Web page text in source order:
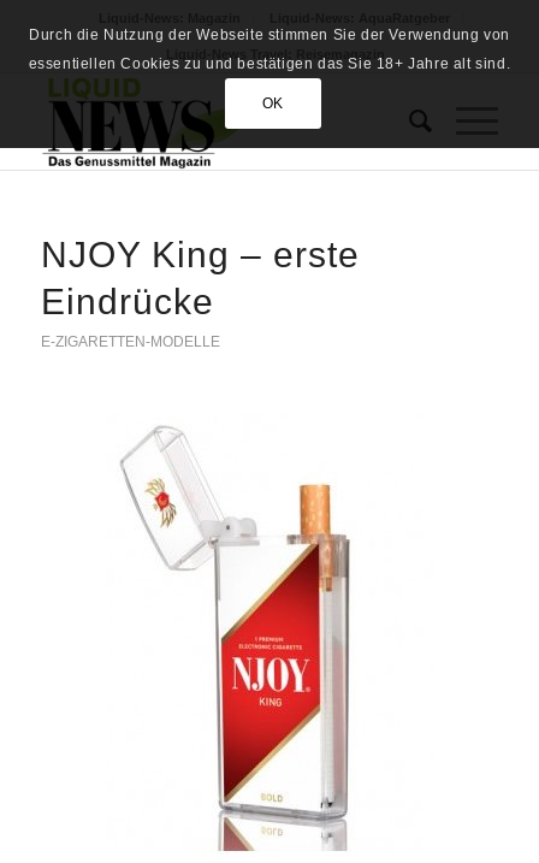
NJOY King – erste
Eindrücke
E-ZIGARETTEN-MODELLE
Durch die Nutzung der Webseite stimmen Sie der Verwendung von
essentiellen Cookies zu und bestätigen das Sie 18+ Jahre alt sind.
OK